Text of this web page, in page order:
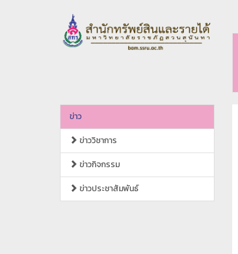
ข่าว
ข่าววิชาการ
ข่าวกิจกรรม
ข่าวประชาสัมพันธ์